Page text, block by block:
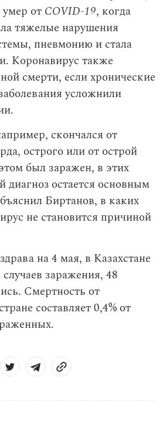
от COVID-19, когда
тяжелые нарушения
пневмонию и стала
Коронавирус также
смерти, если хронические
усложнили
скончался от
острого или от острой
был заражен, в этих
диагноз остается основным
Биртанов, в каких
не становится причиной
на 4 мая, в Казахстане
заражения, 48
Смертность от
составляет 0,4% от